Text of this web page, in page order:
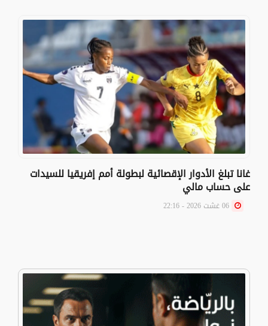
غانا تبلغ الأدوار الإقصائية لبطولة أمم إفريقيا للسيدات
على حساب مالي